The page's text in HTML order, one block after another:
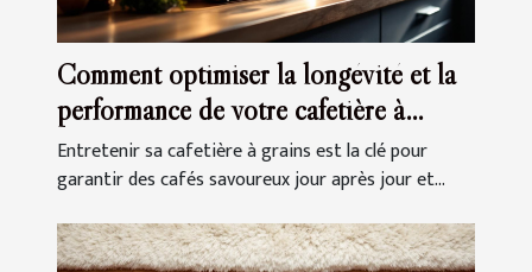
Comment optimiser la longévité et la
performance de votre cafetière à
grains ?
Entretenir sa cafetière à grains est la clé pour
garantir des cafés savoureux jour après jour et...